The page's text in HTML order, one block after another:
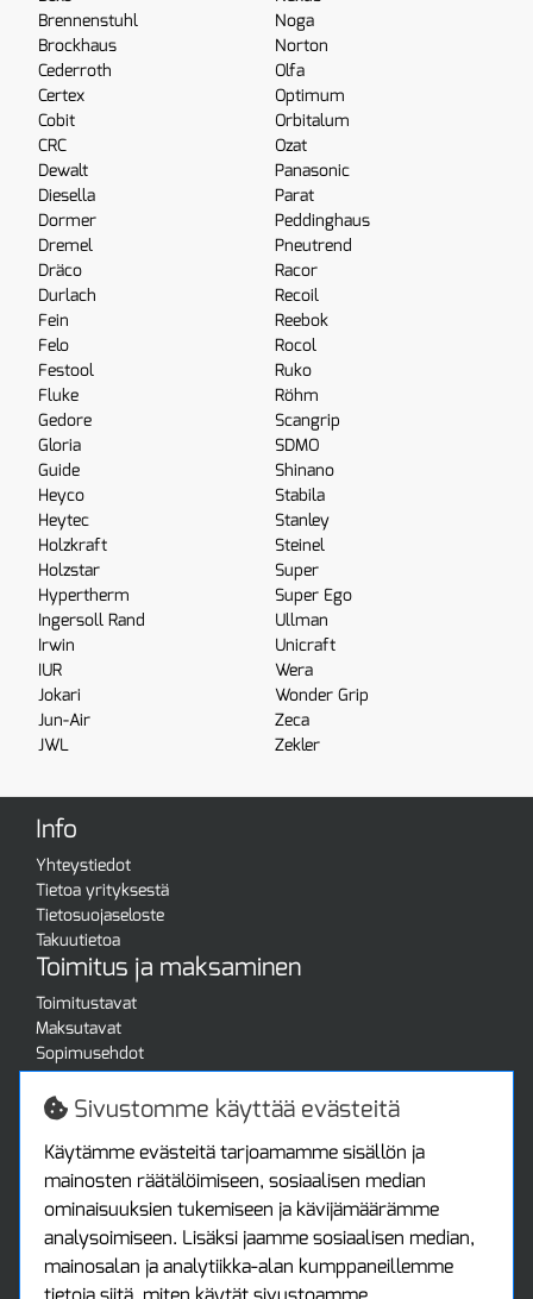
Brennenstuhl
Brockhaus
Cederroth
Certex
Cobit
CRC
Dewalt
Diesella
Dormer
Dremel
Dräco
Durlach
Fein
Felo
Festool
Fluke
Gedore
Gloria
Guide
Heyco
Heytec
Holzkraft
Holzstar
Hypertherm
Ingersoll Rand
Irwin
IUR
Jokari
Jun-Air
JWL
Noga
Norton
Olfa
Optimum
Orbitalum
Ozat
Panasonic
Parat
Peddinghaus
Pneutrend
Racor
Recoil
Reebok
Rocol
Ruko
Röhm
Scangrip
SDMO
Shinano
Stabila
Stanley
Steinel
Super
Super Ego
Ullman
Unicraft
Wera
Wonder Grip
Zeca
Zekler
Info
Yhteystiedot
Tietoa yrityksestä
Tietosuojaseloste
Takuutietoa
Toimitus ja maksaminen
Toimitustavat
Maksutavat
Sopimusehdot
Turvallista ostamista
Jälleenmyyjille
Tax free / verovapaa myynti
Asiakastilini
Asiakastili
Luo tili
Kirjaudu sisään
Ota yhteyttä
Sivustomme käyttää evästeitä
Käytämme evästeitä tarjoamamme sisällön ja
mainosten räätälöimiseen, sosiaalisen median
ominaisuuksien tukemiseen ja kävijämäärämme
analysoimiseen. Lisäksi jaamme sosiaalisen median,
mainosalan ja analytiikka-alan kumppaneillemme